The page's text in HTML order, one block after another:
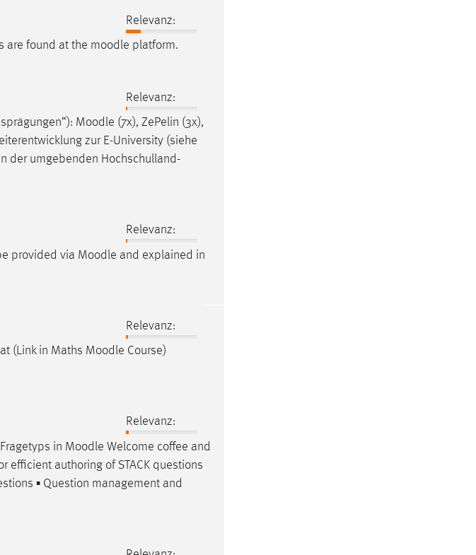
Relevanz:
are found at the moodle platform.
Relevanz:
Moodle (7x), ZePelin (3x),
zur E-University (siehe
der umgebenden Hochschulland-
Relevanz:
provided via Moodle and explained in
Relevanz:
(Link in Maths Moodle Course)
Relevanz:
in Moodle Welcome coffee and
authoring of STACK questions
▪ Question management and